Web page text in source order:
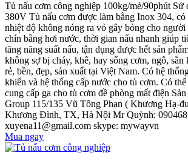
Tủ nấu cơm công nghiệp 100kg/mẻ/90phút Sử
380V Tủ nấu cơm được làm bằng Inox 304,
nhiệt độ không nóng ra vỏ gây bỏng cho
chín bằng hơi nước, thời gian nấu nhanh giúp
tăng năng suất nấu, tận dụng được hết sản
không sợ bị cháy, khê, hay sống cơm, ngô, sắn
rẻ, bền, đẹp, sản xuất tại Việt Nam. Có hệ
khiển và hệ thống cấp nước cho tủ cơm. Có
cung cấp ga cho tủ cơm đề phòng mất điện
Group 115/135 Vũ Tông Phan ( Khương Hạ-
Khương Đình, TX, Hà Nội Mr Quỳnh:
xuyena11@gmail.com skype: mywayvn
Mua ngay